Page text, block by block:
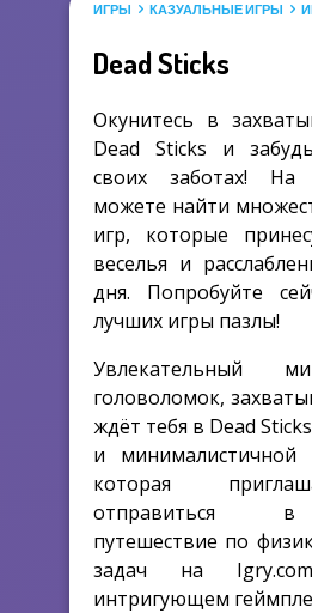
ИГРЫ КАЗУАЛЬНЫЕ ИГРЫ
Dead Sticks
Окунитесь в
Dead Sticks и
своих заботах!
можете найти
игр, которые
веселья и
дня. Попробуйте
лучших игры пазлы!
Увлекательный
головоломок,
ждёт тебя в Dead
и минималистичной
которая
отправиться
путешествие по
задач на
интригующем